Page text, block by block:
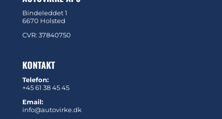
Bindeleddet 1
6670 Holsted
CVR: 37840750
KONTAKT
Telefon:
+45 61 38 45 45
Email:
info@autovirke.dk